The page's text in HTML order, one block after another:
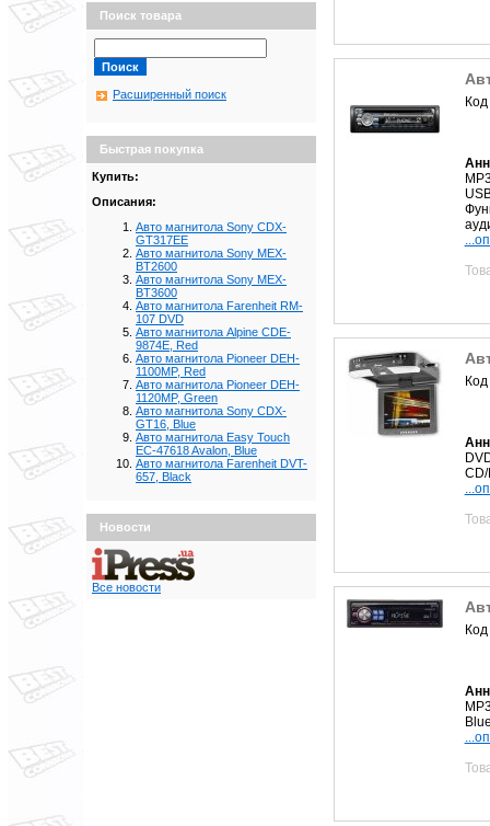
Поиск товара
Расширенный поиск
Быстрая покупка
Купить:
Описания:
Авто магнитола Sony CDX-
GT317EE
Авто магнитола Sony MEX-
BT2600
Авто магнитола Sony MEX-
BT3600
Авто магнитола Farenheit RM-
107 DVD
Авто магнитола Alpine CDE-
9874E, Red
Авто магнитола Pioneer DEH-
1100MP, Red
Авто магнитола Pioneer DEH-
1120MP, Green
Авто магнитола Sony CDX-
GT16, Blue
Авто магнитола Easy Touch
EC-47618 Avalon, Blue
Авто магнитола Farenheit DVT-
657, Black
Новости
Все новости